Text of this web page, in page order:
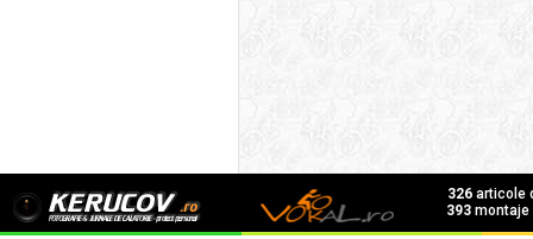
326articole
393montaje